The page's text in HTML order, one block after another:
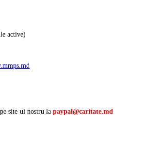
active)
site-ul nostru la paypal@caritate.md